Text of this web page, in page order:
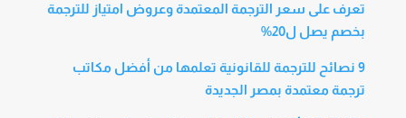
تعرف على سعر الترجمة المعتمدة وعروض امتياز للترجمة
بخصم يصل ل20%
9 نصائح للترجمة للقانونية تعلمها من أفضل مكاتب
ترجمة معتمدة بمصر الجديدة